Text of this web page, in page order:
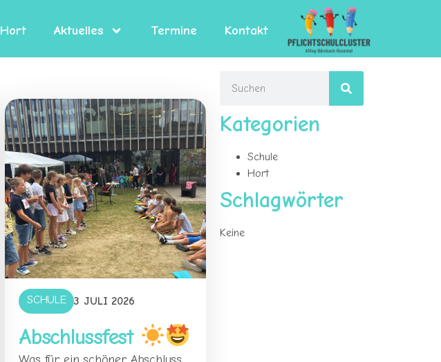
Hort Aktuelles Termine Kontakt
SCHULE 3 JULI 2026
Abschlussfest
Kategorien
Schule
Hort
Schlagwörter
Keine